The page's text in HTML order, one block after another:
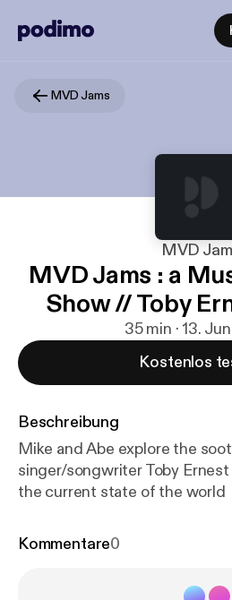
MVD Jams
MVD
MVD Jams : a
Show // Toby
35 min · 13.
Kostenlos
Beschreibung
Mike and Abe explore the
singer/songwriter Toby
the current state of the world
Kommentare0